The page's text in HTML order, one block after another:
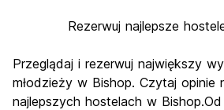
Rezerwuj najlepsze
Przeglądaj i rezerwuj największy
młodzieży w Bishop. Czytaj opinie
najlepszych hostelach w